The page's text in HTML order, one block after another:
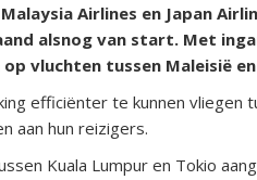
Airlines en Japan
alsnog van start. Met
vluchten tussen Maleisië en
efficiënter te kunnen vliegen
aan hun reizigers.
Kuala Lumpur en Tokio